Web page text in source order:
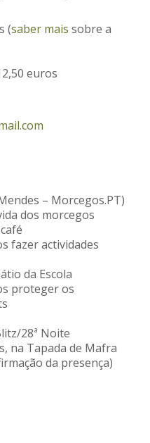
(saber mais sobre a
euros
– Morcegos.PT)
dos morcegos
fazer actividades
da Escola
proteger os
28ª Noite
na Tapada de Mafra
da presença)